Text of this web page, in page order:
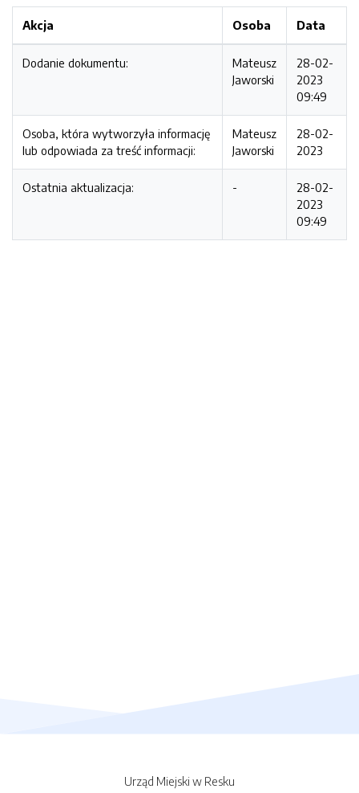
Akcja Osoba Data
Dodanie dokumentu:
Mateusz
Jaworski
28-02-
2023
09:49
Osoba, która wytworzyła informację
lub odpowiada za treść informacji:
Mateusz
Jaworski
28-02-
2023
Ostatnia aktualizacja: -
28-02-
2023
09:49
Urząd Miejski w Resku